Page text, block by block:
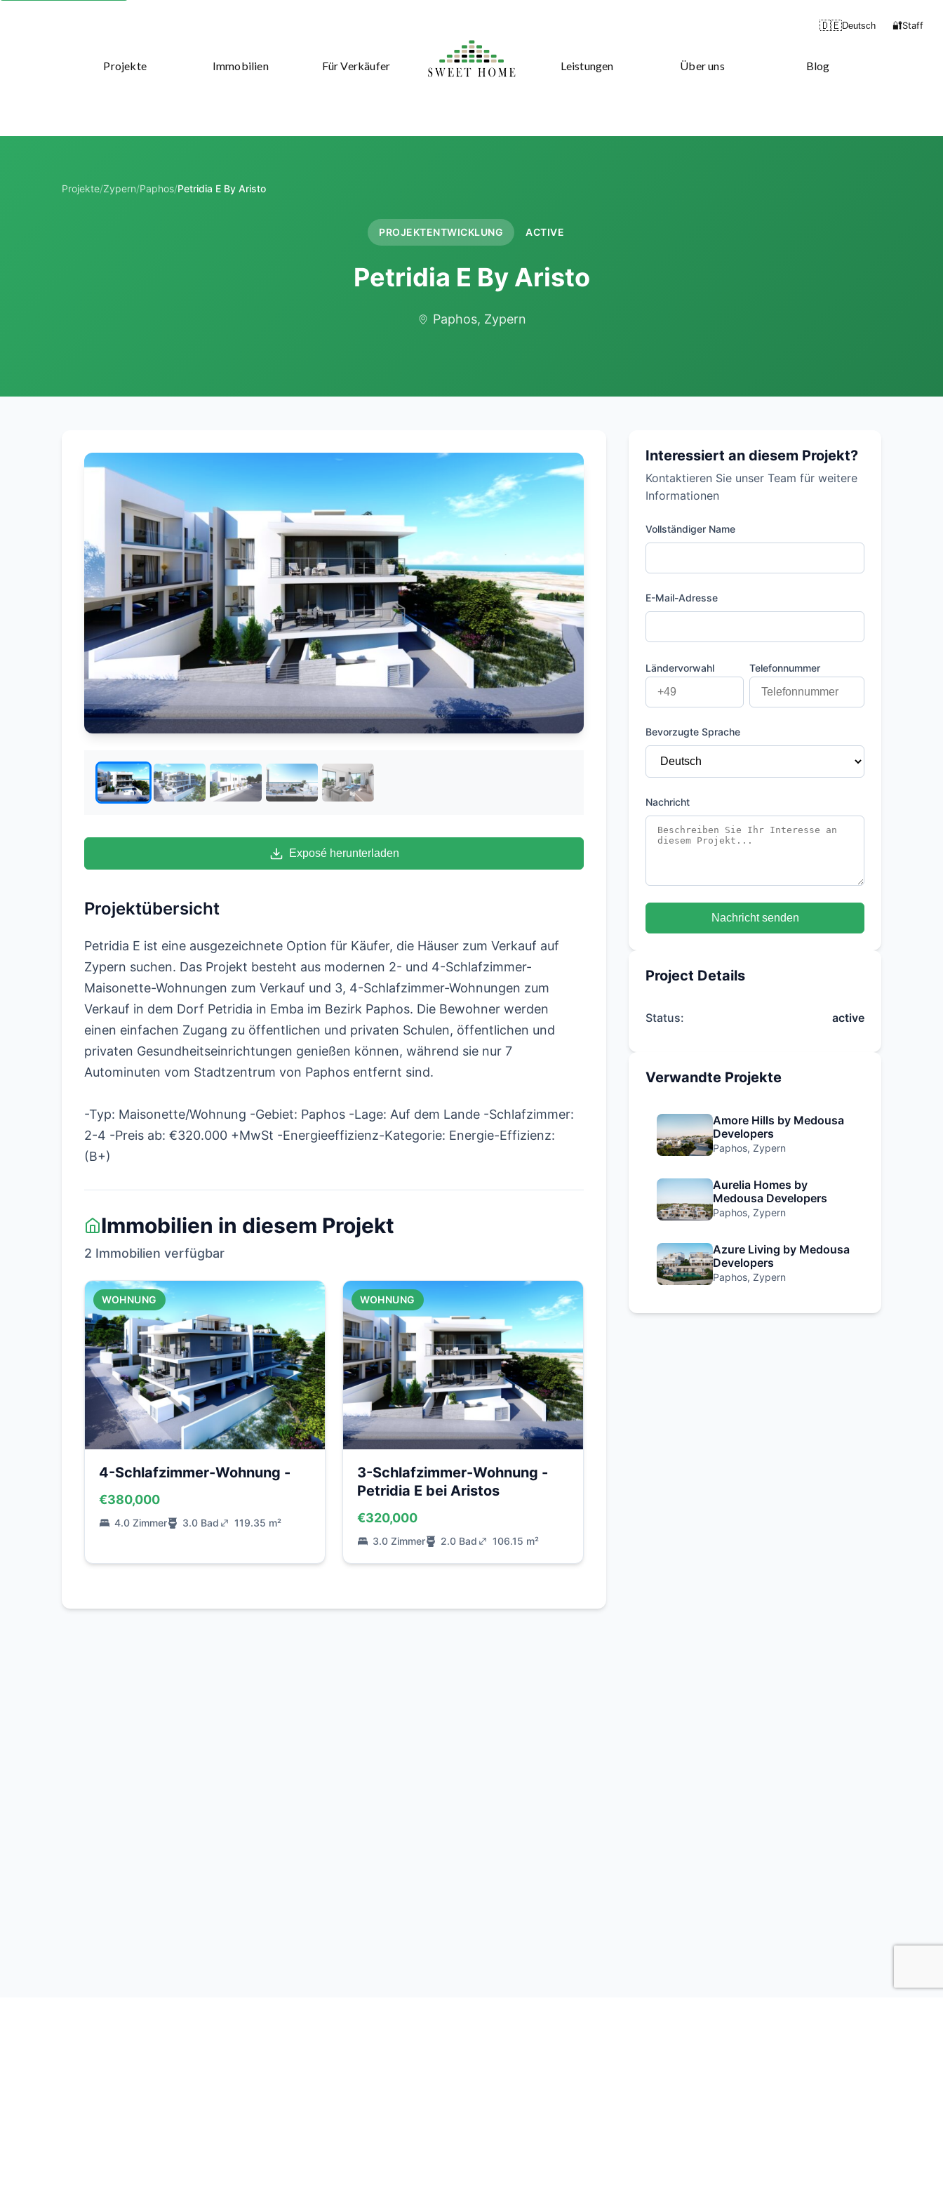
Projekte Immobilien Für Verkäufer Leistungen Über uns Blog
🇩🇪Deutsch 🔐Staff
Projekte/Zypern/Paphos/Petridia E By Aristo
PROJEKTENTWICKLUNG ACTIVE
Petridia E By Aristo
Paphos, Zypern
Exposé herunterladen
Projektübersicht
Petridia E ist eine ausgezeichnete Option für Käufer, die Häuser zum Verkauf auf
Zypern suchen. Das Projekt besteht aus modernen 2- und 4-Schlafzimmer-
Maisonette-Wohnungen zum Verkauf und 3, 4-Schlafzimmer-Wohnungen zum
Verkauf in dem Dorf Petridia in Emba im Bezirk Paphos. Die Bewohner werden
einen einfachen Zugang zu öffentlichen und privaten Schulen, öffentlichen und
privaten Gesundheitseinrichtungen genießen können, während sie nur 7
Autominuten vom Stadtzentrum von Paphos entfernt sind.
-Typ: Maisonette/Wohnung -Gebiet: Paphos -Lage: Auf dem Lande -Schlafzimmer:
2-4 -Preis ab: €320.000 +MwSt -Energieeffizienz-Kategorie: Energie-Effizienz:
(B+)
Immobilien in diesem Projekt
2 Immobilien verfügbar
WOHNUNG
4-Schlafzimmer-Wohnung -
€380,000
4.0 Zimmer 3.0 Bad 119.35 m²
WOHNUNG
3-Schlafzimmer-Wohnung -
Petridia E bei Aristos
€320,000
3.0 Zimmer 2.0 Bad 106.15 m²
Interessiert an diesem Projekt?
Kontaktieren Sie unser Team für weitere
Informationen
Vollständiger Name
E-Mail-Adresse
Ländervorwahl Telefonnummer
Bevorzugte Sprache
Nachricht
Nachricht senden
Project Details
Status: active
Verwandte Projekte
Amore Hills by Medousa
Developers
Paphos, Zypern
Aurelia Homes by
Medousa Developers
Paphos, Zypern
Azure Living by Medousa
Developers
Paphos, Zypern